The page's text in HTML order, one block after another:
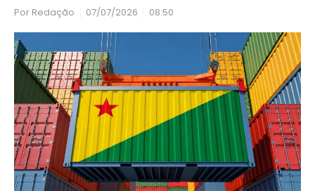
Por Redação 07/07/2026 08:50